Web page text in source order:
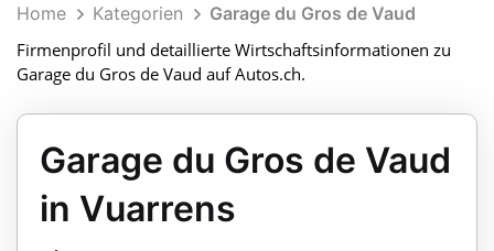
Home Kategorien
Garage du Gros de Vaud
Firmenprofil und detaillierte Wirtschaftsinformationen zu
Garage du Gros de Vaud auf Autos.ch.
Garage du Gros de Vaud
in Vuarrens